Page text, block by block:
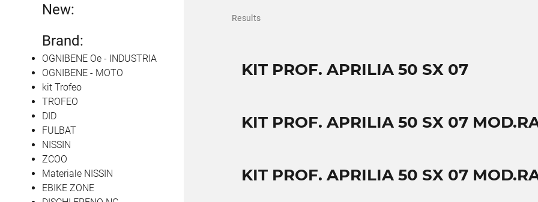
Results
KIT PROF. APRILIA 50 SX 07
KIT PROF. APRILIA 50 SX 07
KIT PROF. APRILIA 50 SX 07
New:
Brand:
OGNIBENE Oe - INDUSTRIA
OGNIBENE - MOTO
kit Trofeo
TROFEO
DID
FULBAT
NISSIN
ZCOO
Materiale NISSIN
EBIKE ZONE